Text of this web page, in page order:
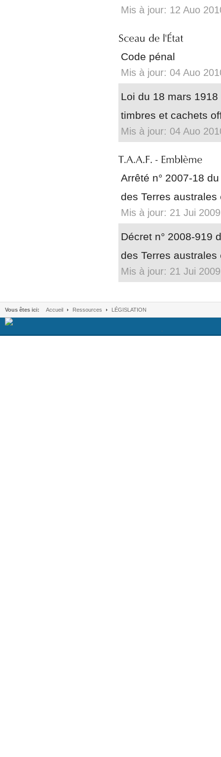
Mis à jour: 12 Auo
Code pénal
Mis à jour: 04 Auo
Loi du 18 mars
timbres et cachets
Mis à jour: 04 Auo
Arrêté n° 2007-18
des Terres
Mis à jour: 21 Jui 2009
Décret n° 2008-919
des Terres
Mis à jour: 21 Jui 2009
Vous êtes ici: Accueil Ressources LÉGISLATION